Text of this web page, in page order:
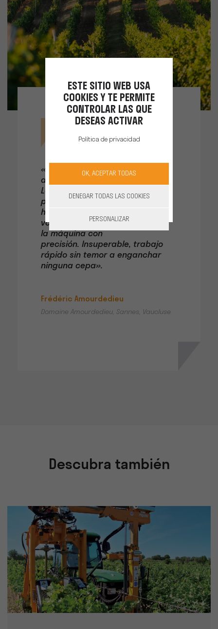
«El gran punto fuerte de la
despuntadora es su simplicidad.
La transmisión es segura. La
precisión de la dirección en la
hilera es muy buena. El elemento
voladizo frontal permite colocar
la máquina con
precisión. Insuperable, trabajo
rápido sin temor a enganchar
ninguna cepa».
Frédéric Amourdedieu
Domaine Amourdedieu, Sannes, Vaucluse
Descubra también
ESTE SITIO WEB USA
COOKIES Y TE PERMITE
CONTROLAR LAS QUE
DESEAS ACTIVAR
Política de privacidad
OK, ACEPTAR TODAS
DENEGAR TODAS LAS COOKIES
PERSONALIZAR